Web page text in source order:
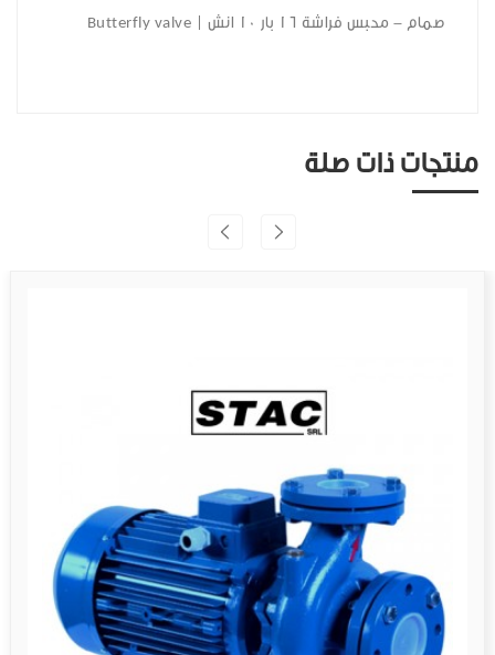
صمام - محبس فراشة 16 بار 10 انش | Butterfly valve
منتجات ذات صلة